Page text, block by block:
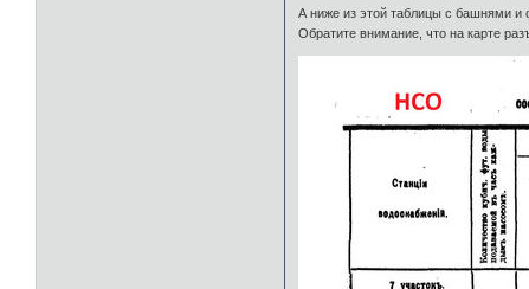
А ниже из этой таблицы с башнями и
Обратите внимание, что на карте